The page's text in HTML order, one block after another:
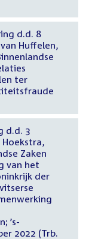
d.d. 8
Huffelen,
ter
d.d. 3
Hoekstra,
Zaken
van het
der
’s-
2022 (Trb.